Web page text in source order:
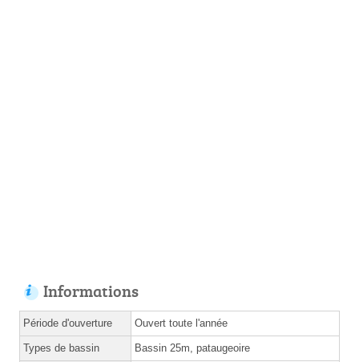
Informations
Période d'ouverture Ouvert toute l'année
Types de bassin Bassin 25m, pataugeoire